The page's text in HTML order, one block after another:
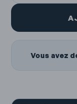
Vous avez